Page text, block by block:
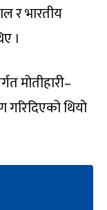
र भारतीय
।
मोतीहारी–
गरिदिएको थियो